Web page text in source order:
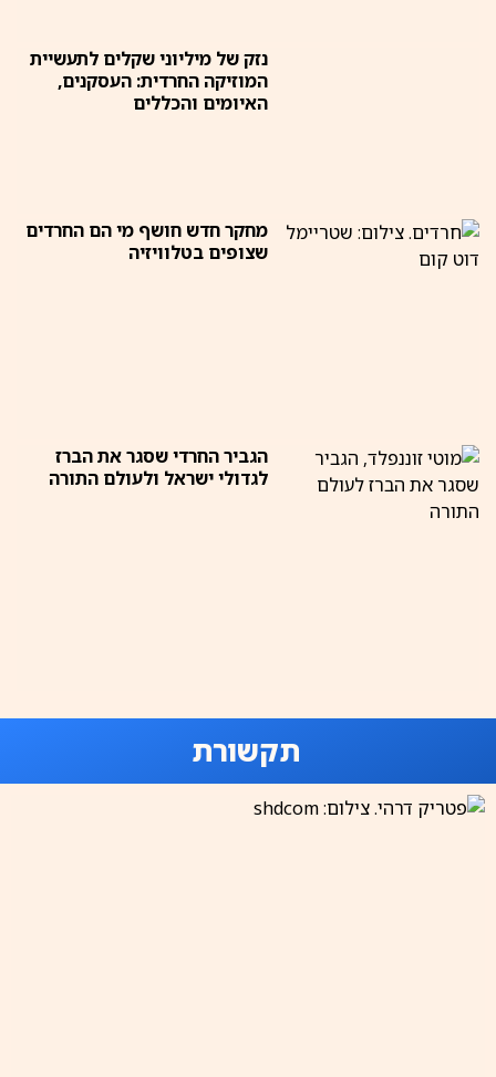
נזק של מיליוני שקלים לתעשיית
המוזיקה החרדית: העסקנים,
האיומים והכללים
מחקר חדש חושף מי הם החרדים
שצופים בטלוויזיה
הגביר החרדי שסגר את הברז
לגדולי ישראל ולעולם התורה
תקשורת